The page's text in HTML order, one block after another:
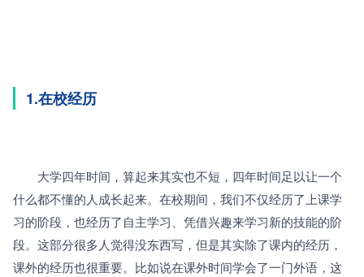
1.在校经历
大学四年时间，算起来其实也不短，四年时间足以让一个
什么都不懂的人成长起来。在校期间，我们不仅经历了上课学
习的阶段，也经历了自主学习、凭借兴趣来学习新的技能的阶
段。这部分很多人觉得没东西写，但是其实除了课内的经历，
课外的经历也很重要。比如说在课外时间学会了一门外语，这